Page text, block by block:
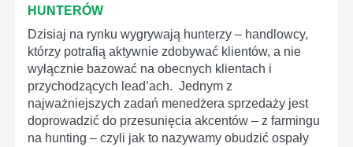
HUNTERÓW
Dzisiaj na rynku wygrywają hunterzy – handlowcy,
którzy potrafią aktywnie zdobywać klientów, a nie
wyłącznie bazować na obecnych klientach i
przychodzących lead’ach. Jednym z
najważniejszych zadań menedżera sprzedaży jest
doprowadzić do przesunięcia akcentów – z farmingu
na hunting – czyli jak to nazywamy obudzić ospały